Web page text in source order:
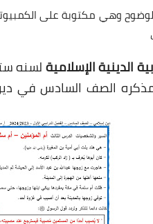
وهي مكتوبة على
الدينية الإسلاميةلسنه